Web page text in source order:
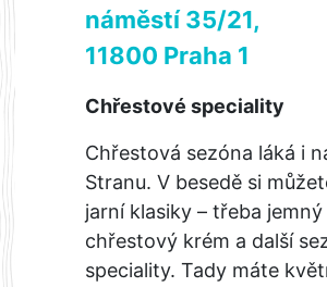
náměstí 35/21,
11800 Praha 1
Chřestové speciality
Chřestová sezóna láká i
Stranu. V besedě si
jarní klasiky – třeba jemný
chřestový krém a další
speciality. Tady máte